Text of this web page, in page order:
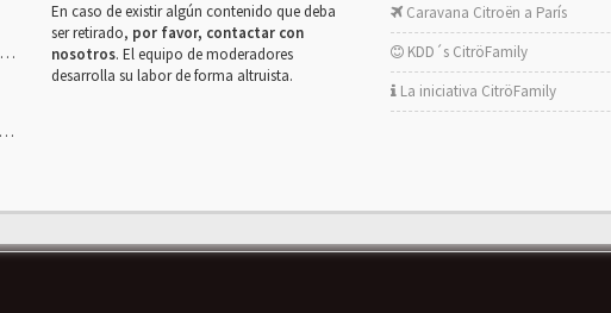
En caso de existir algún contenido que deba
ser retirado, por favor, contactar con
nosotros. El equipo de moderadores
desarrolla su labor de forma altruista.
Caravana Citroën a París
KDD´s CitröFamily
La iniciativa CitröFamily